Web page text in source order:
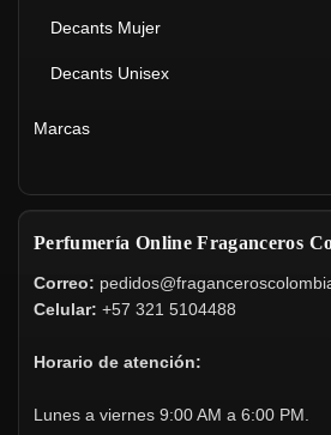
Decants Mujer
Decants Unisex
Marcas
Perfumería Online Fraganceros
Correo:
Celular: +57 321 5104488
Horario de atención:
Lunes a viernes 9:00 AM a 6:00 PM.